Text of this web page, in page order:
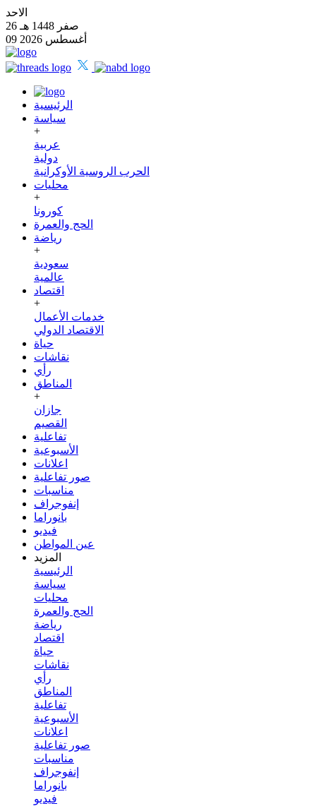
الاحد
26 صفر 1448 هـ
09 أغسطس 2026
الرئيسية
سياسة
+
عربية
دولية
الحرب الروسية الأوكرانية
محليات
+
كورونا
الحج والعمرة
رياضة
+
سعودية
عالمية
اقتصاد
+
خدمات الأعمال
الاقتصاد الدولي
حياة
نقاشات
رأي
المناطق
+
جازان
القصيم
تفاعلية
الأسبوعية
اعلانات
صور تفاعلية
مناسبات
إنفوجراف
بانوراما
فيديو
عين المواطن
المزيد
الرئيسية
سياسة
محليات
الحج والعمرة
رياضة
اقتصاد
حياة
نقاشات
رأي
المناطق
تفاعلية
الأسبوعية
اعلانات
صور تفاعلية
مناسبات
إنفوجراف
بانوراما
فيديو